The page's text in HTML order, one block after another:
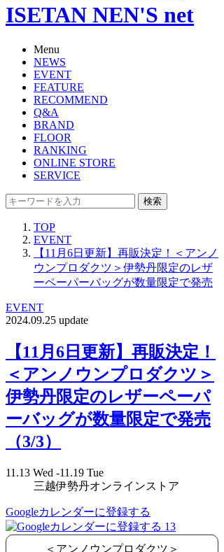
ISETAN NEN'S net
Menu
NEWS
EVENT
FEATURE
RECOMMEND
Q&A
BRAND
FLOOR
RANKING
ONLINE STORE
SERVICE
検索
TOP
EVENT
【11月6日更新】再販決定！＜アンノ
ウンプロダクツ＞伊勢丹限定のレザ
ーペーパーバッグが数量限定で発売
EVENT
2024.09.25 update
【11月6日更新】再販決定！
＜アンノウンプロダクツ＞
伊勢丹限定のレザーペーパ
ーバッグが数量限定で発売
（3/3）
11.13 Wed -11.19 Tue
三越伊勢丹オンラインストア
Googleカレンダーに登録する
13
＜アンノウンプロダクツ＞